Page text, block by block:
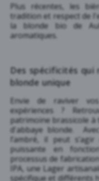
Plus récentes, les
tradition et respect de
la blonde bio de
aromatiques.
Des spécificités qui
blonde unique
Envie de raviver
expériences ?
patrimoine brassicole à
d'abbaye blonde.
l’ambré, il peut
puissante en
processus de
IPA, une Lager
spécifique et différents